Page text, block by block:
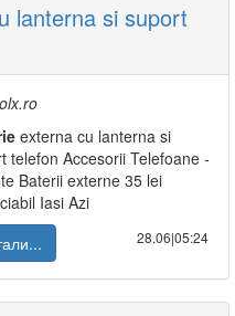
lanterna si suport
externa cu lanterna si
telefon Accesorii Telefoane -
Baterii externe 35 lei
Iasi Azi
28.06|05:24